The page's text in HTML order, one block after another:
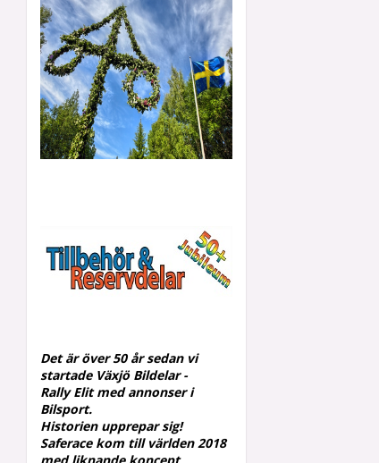
Det är över 50 år sedan vi
startade Växjö Bildelar -
RallyElit med annonser i
Bilsport.
Historien upprepar sig!
Saferace kom till världen 2018